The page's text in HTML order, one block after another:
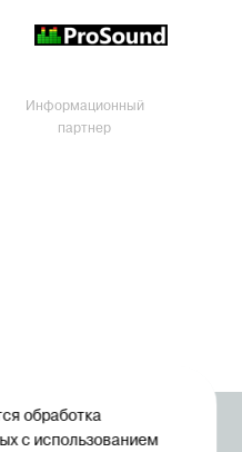
Информационный
партнер
обработка
с использованием